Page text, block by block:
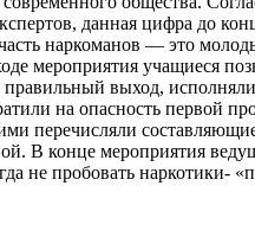
данная цифра до
наркоманов — это
мероприятия учащиеся
выход,
на опасность первой
перечисляли
В конце мероприятия
не пробовать наркотики-